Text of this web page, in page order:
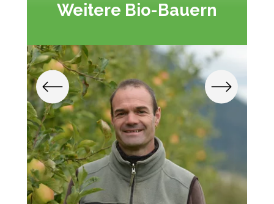
Weitere Bio-Bauern